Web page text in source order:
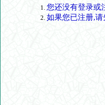
您还没有登录或
如果您已注册,